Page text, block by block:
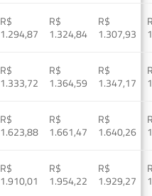
R$
1.294,87
R$
1.324,84
R$
1.307,93
R$
1.333,72
R$
1.364,59
R$
1.347,17
R$
1.623,88
R$
1.661,47
R$
1.640,26
R$
1.910,01
R$
1.954,22
R$
1.929,27